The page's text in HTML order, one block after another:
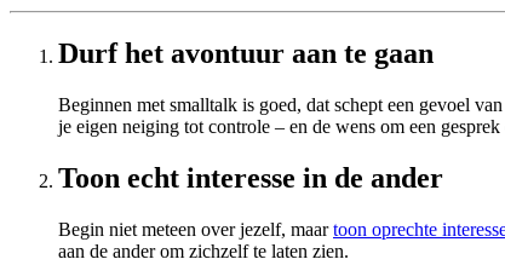
Durf het avontuur aan te gaan
Beginnen met smalltalk is goed, dat schept een gevoel
je eigen neiging tot controle – en de wens om een
Toon echt interesse in de ander
Begin niet meteen over jezelf, maartoon oprechte
aan de ander om zichzelf te laten zien.